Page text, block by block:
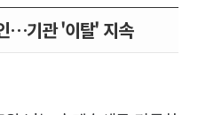
…기관 '이탈' 지속